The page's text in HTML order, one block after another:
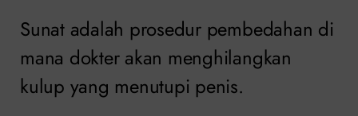
Sunat adalah prosedur pembedahan di
mana dokter akan menghilangkan
kulup yang menutupi penis.